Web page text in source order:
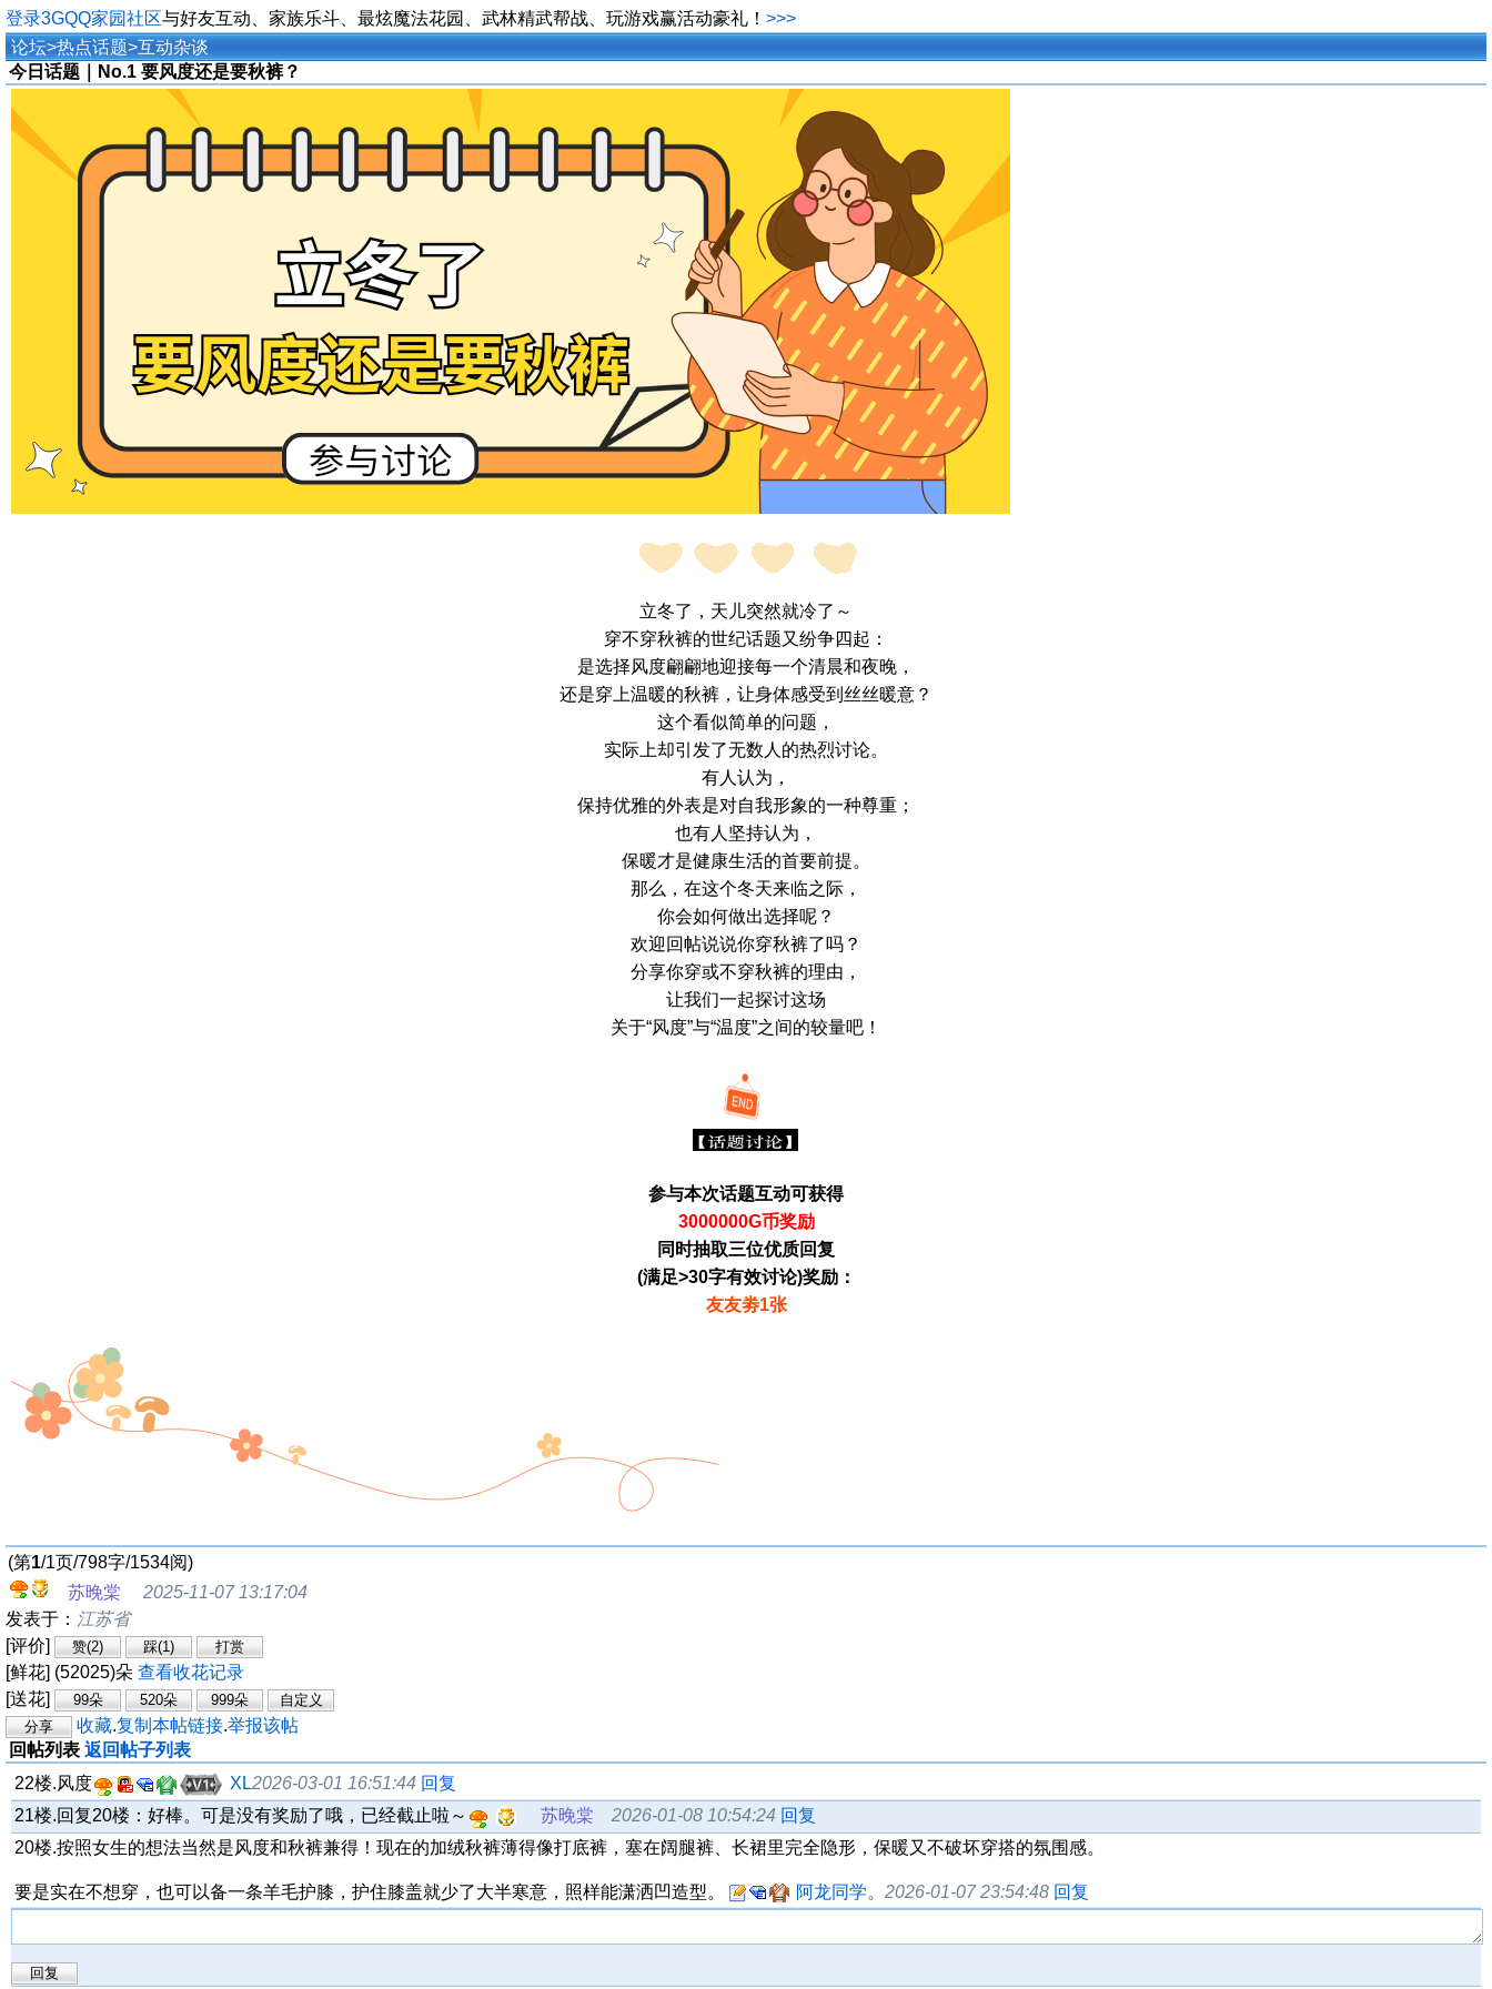
登录3GQQ家园社区与好友互动、家族乐斗、最炫魔法花园、武林精武帮战、玩游戏赢活动豪礼！ >>>
论坛>热点话题>互动杂谈
今日话题｜No.1 要风度还是要秋裤？
立冬了，天儿突然就冷了～
穿不穿秋裤的世纪话题又纷争四起：
是选择风度翩翩地迎接每一个清晨和夜晚，
还是穿上温暖的秋裤，让身体感受到丝丝暖意？
这个看似简单的问题，
实际上却引发了无数人的热烈讨论。
有人认为，
保持优雅的外表是对自我形象的一种尊重；
也有人坚持认为，
保暖才是健康生活的首要前提。
那么，在这个冬天来临之际，
你会如何做出选择呢？
欢迎回帖说说你穿秋裤了吗？
分享你穿或不穿秋裤的理由，
让我们一起探讨这场
关于“风度”与“温度”之间的较量吧！
参与本次话题互动可获得
3000000G币奖励
同时抽取三位优质回复
(满足>30字有效讨论)奖励：
友友劵1张
(第1/1页/798字/1534阅)
苏晚棠
2025-11-07 13:17:04
发表于： 江苏省
[评价]
[鲜花] (52025)朵 查看收花记录
[送花]
收藏.复制本帖链接.举报该帖
回帖列表 返回帖子列表
22楼.风度
XL2026-03-01 16:51:44 回复
21楼.回复20楼：好棒。可是没有奖励了哦，已经截止啦～
苏晚棠 2026-01-08 10:54:24 回复
20楼.按照女生的想法当然是风度和秋裤兼得！现在的加绒秋裤薄得像打底裤，塞在阔腿裤、长裙里完全隐形，保暖又不破坏穿搭的氛围感。
要是实在不想穿，也可以备一条羊毛护膝，护住膝盖就少了大半寒意，照样能潇洒凹造型。 阿龙同学。 2026-01-07 23:54:48 回复